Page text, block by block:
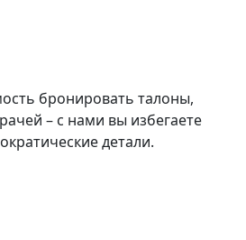
бронировать талоны,
– с нами вы избегаете
детали.